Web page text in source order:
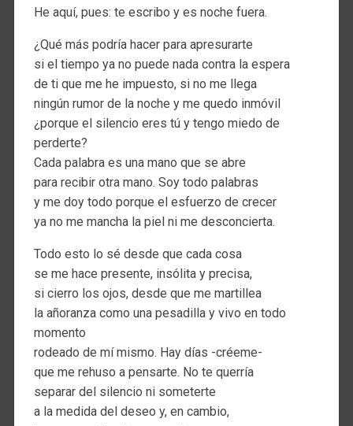
He aquí, pues: te escribo y es noche fuera.
¿Qué más podría hacer para apresurarte
si el tiempo ya no puede nada contra la espera
de ti que me he impuesto, si no me llega
ningún rumor de la noche y me quedo inmóvil
¿porque el silencio eres tú y tengo miedo de
perderte?
Cada palabra es una mano que se abre
para recibir otra mano. Soy todo palabras
y me doy todo porque el esfuerzo de crecer
ya no me mancha la piel ni me desconcierta.
Todo esto lo sé desde que cada cosa
se me hace presente, insólita y precisa,
si cierro los ojos, desde que me martillea
la añoranza como una pesadilla y vivo en todo
momento
rodeado de mí mismo. Hay días -créeme-
que me rehuso a pensarte. No te querría
separar del silencio ni someterte
a la medida del deseo y, en cambio,